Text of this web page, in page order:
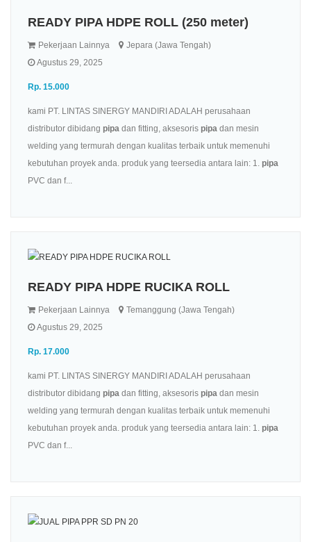
READY PIPA HDPE ROLL (250 meter)
Pekerjaan Lainnya
Jepara (Jawa Tengah)
Agustus 29, 2025
Rp. 15.000
kami PT. LINTAS SINERGY MANDIRI ADALAH perusahaan
distributor dibidang pipa dan fitting, aksesoris pipa dan mesin
welding yang termurah dengan kualitas terbaik untuk memenuhi
kebutuhan proyek anda. produk yang teersedia antara lain: 1. pipa
PVC dan f...
READY PIPA HDPE RUCIKA ROLL
Pekerjaan Lainnya
Temanggung (Jawa Tengah)
Agustus 29, 2025
Rp. 17.000
kami PT. LINTAS SINERGY MANDIRI ADALAH perusahaan
distributor dibidang pipa dan fitting, aksesoris pipa dan mesin
welding yang termurah dengan kualitas terbaik untuk memenuhi
kebutuhan proyek anda. produk yang teersedia antara lain: 1. pipa
PVC dan f...